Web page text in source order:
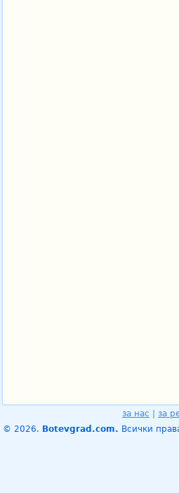
за нас за
© 2026. Botevgrad.com. Всички